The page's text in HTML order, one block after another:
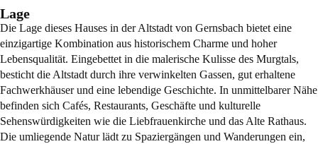
Lage
Die Lage dieses Hauses in der Altstadt von Gernsbach bietet eine
einzigartige Kombination aus historischem Charme und hoher
Lebensqualität. Eingebettet in die malerische Kulisse des Murgtals,
besticht die Altstadt durch ihre verwinkelten Gassen, gut erhaltene
Fachwerkhäuser und eine lebendige Geschichte. In unmittelbarer Nähe
befinden sich Cafés, Restaurants, Geschäfte und kulturelle
Sehenswürdigkeiten wie die Liebfrauenkirche und das Alte Rathaus.
Die umliegende Natur lädt zu Spaziergängen und Wanderungen ein,